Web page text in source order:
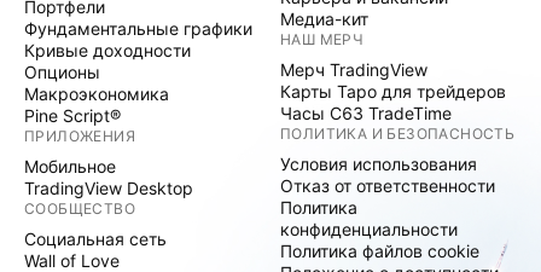
Портфели
Фундаментальные графики
Кривые доходности
Опционы
Макроэкономика
Pine Script®
ПРИЛОЖЕНИЯ
Мобильное
TradingView Desktop
СООБЩЕСТВО
Социальная сеть
Wall of Love
Медиа-кит
НАШ МЕРЧ
Мерч TradingView
Карты Таро для трейдеров
Часы C63 TradeTime
ПОЛИТИКА И БЕЗОПАСНОСТЬ
Условия использования
Отказ от ответственности
Политика
конфиденциальности
Политика файлов cookie